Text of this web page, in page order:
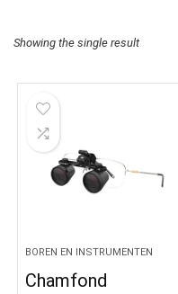
Showing the single result
BOREN EN INSTRUMENTEN
Chamfond